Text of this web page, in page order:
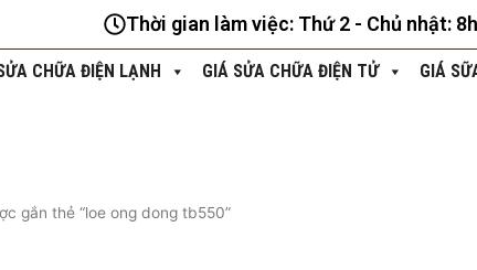
Thời gian làm việc: Thứ 2 - Chủ nhật:
CHỮA ĐIỆN LẠNH GIÁ SỬA CHỮA ĐIỆN TỬ GIÁ
gắn thẻ “loe ong dong tb550”